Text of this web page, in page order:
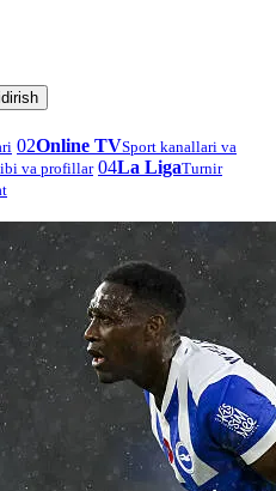
02Online TVSport kanallari va
va profillar 04La LigaTurnir